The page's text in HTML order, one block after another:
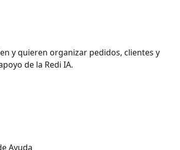
y quieren organizar pedidos, clientes y
de la Redi IA.
Ayuda